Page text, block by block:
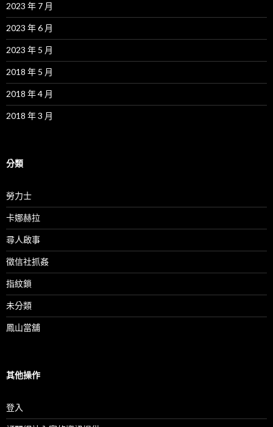
2023 年 7 月
2023 年 6 月
2023 年 5 月
2018 年 5 月
2018 年 4 月
2018 年 3 月
分類
勞力士
卡娜赫拉
尋人啟事
徵信社抓姦
指紋鎖
未分類
鳳山當舖
其他操作
登入